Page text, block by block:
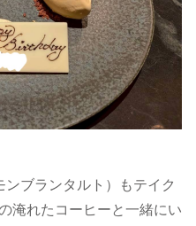
ブランタルト）もテイク
淹れたコーヒーと一緒にい